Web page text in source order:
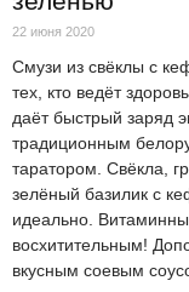
22 июня 2020
Смузи из свёклы с
тех, кто ведёт
даёт быстрый заряд
традиционным
таратором. Свёкла,
зелёный базилик с
идеально.
восхитительным!
вкусным соевым